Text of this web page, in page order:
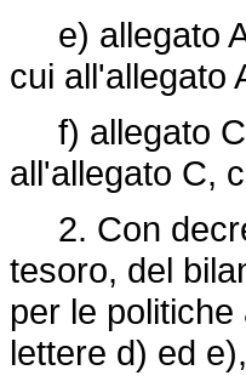
e) allegato
cui all'allegato
f) allegato C,
all'allegato C,
2. Con
tesoro, del
per le
lettere d) ed